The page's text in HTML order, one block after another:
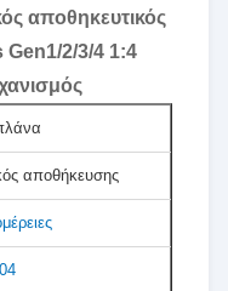
αποθηκευτικός
Gen1/2/3/4 1:4
αποθήκευσης